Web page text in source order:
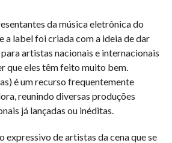
da música eletrônica do
a label foi criada com a ideia de dar
artistas nacionais e internacionais
que eles têm feito muito bem.
é um recurso frequentemente
reunindo diversas produções
já lançadas ou inéditas.
expressivo de artistas da cena que se